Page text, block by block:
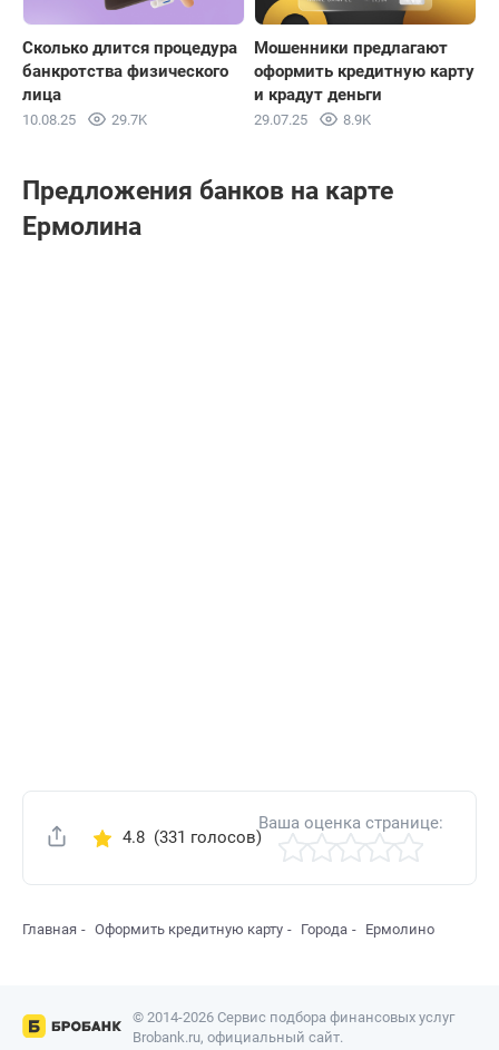
Сколько длится процедура
банкротства физического
лица
10.08.25 29.7K
Мошенники предлагают
оформить кредитную карту
и крадут деньги
29.07.25 8.9K
Предложения банков на карте
Ермолина
Поделиться
4.8(331 голосов)
Ваша оценка странице:
Главная Оформить кредитную карту Города Ермолино
© 2014-2026 Сервис подбора финансовых услуг
Brobank.ru, официальный сайт.